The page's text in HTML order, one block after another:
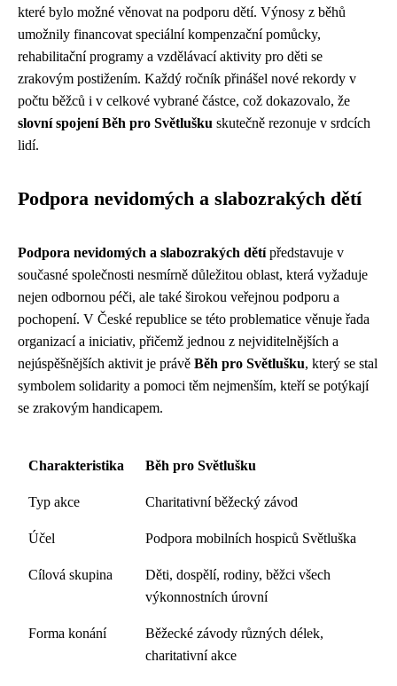
které bylo možné věnovat na podporu dětí. Výnosy z běhů
umožnily financovat speciální kompenzační pomůcky,
rehabilitační programy a vzdělávací aktivity pro děti se
zrakovým postižením. Každý ročník přinášel nové rekordy v
počtu běžců i v celkové vybrané částce, což dokazovalo, že
slovní spojení Běh pro Světlušku skutečně rezonuje v srdcích
lidí.
Podpora nevidomých a slabozrakých dětí
Podpora nevidomých a slabozrakých dětípředstavuje v
současné společnosti nesmírně důležitou oblast, která vyžaduje
nejen odbornou péči, ale také širokou veřejnou podporu a
pochopení. V České republice se této problematice věnuje řada
organizací a iniciativ, přičemž jednou z nejviditelnějších a
nejúspěšnějších aktivit je právě Běh pro Světlušku, který se stal
symbolem solidarity a pomoci těm nejmenším, kteří se potýkají
se zrakovým handicapem.
Charakteristika Běh pro Světlušku
Typ akce Charitativní běžecký závod
Účel Podpora mobilních hospiců Světluška
Cílová skupina
Děti, dospělí, rodiny, běžci všech
výkonnostních úrovní
Forma konání
Běžecké závody různých délek,
charitativní akce